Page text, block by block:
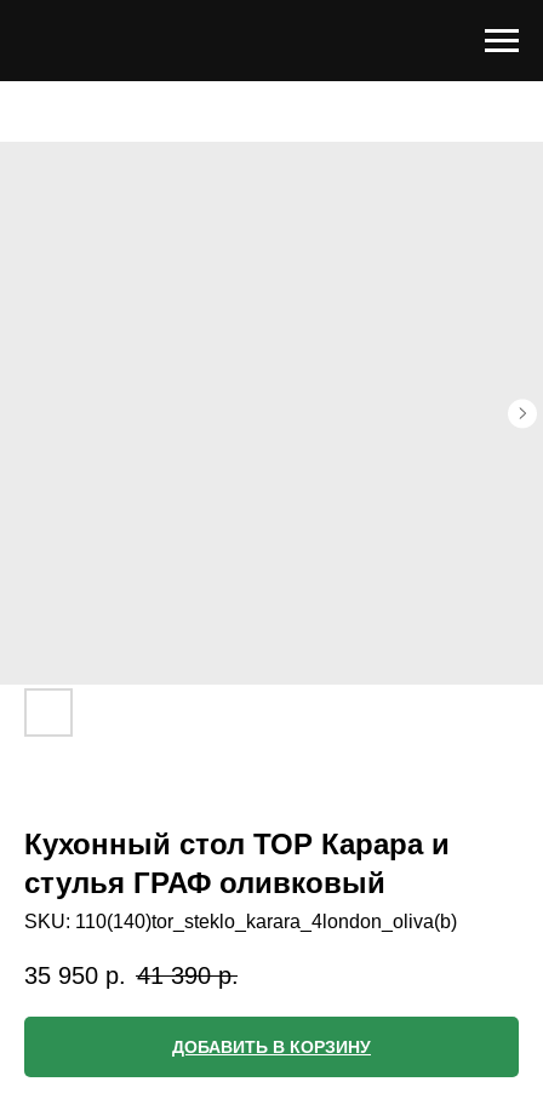
Кухонный стол ТОР Карара и
стулья ГРАФ оливковый
SKU: 110(140)tor_steklo_karara_4london_oliva(b)
35 950 р. 41 390 р.
ДОБАВИТЬ В КОРЗИНУ